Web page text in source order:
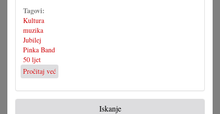
Tagovi:
Kultura
muzika
Jubilej
Pinka Band
50 ljet
Pročitaj već
50
ljet
muzika
Iskanje